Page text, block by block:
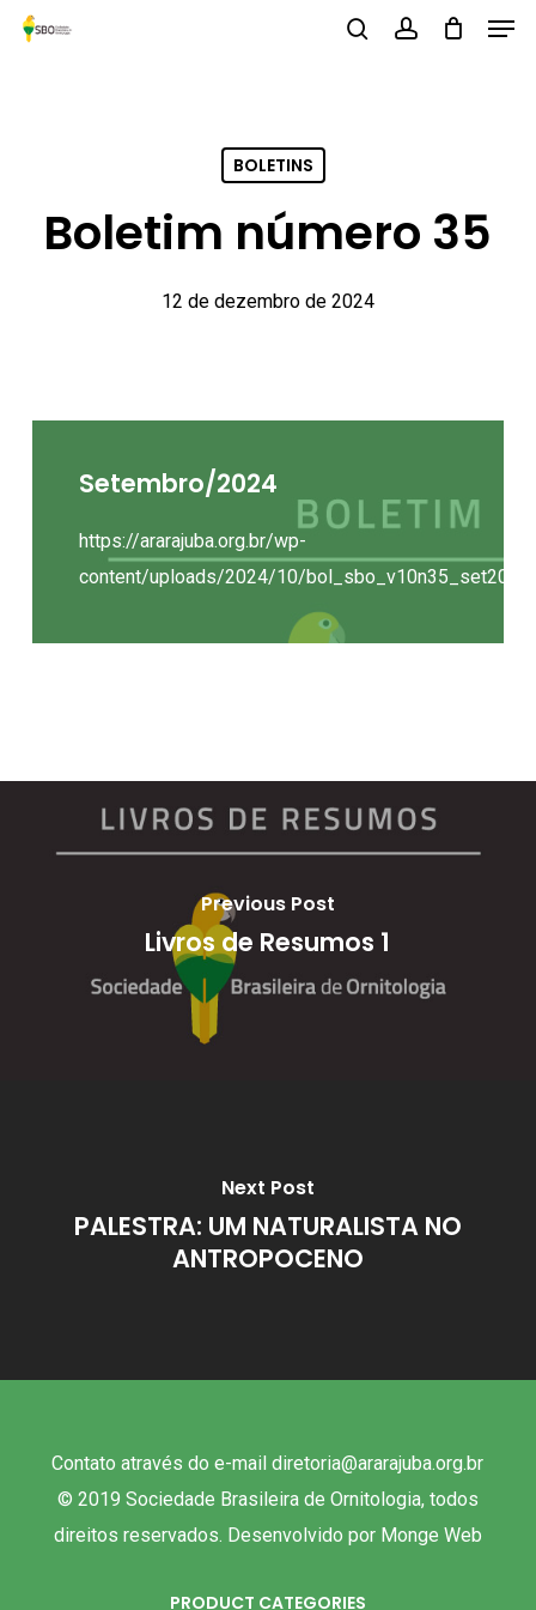
Skip
BOLETINS
Boletim número 35
12 de dezembro de 2024
Setembro/2024
https://ararajuba.org.br/wp-
content/uploads/2024/10/
Previous Post
Livros de Resumos 1
Next Post
PALESTRA: UM NATURALISTA NO
ANTROPOCENO
Contato através do e-mail diretoria@ararajuba.org.br
© 2019 Sociedade Brasileira de Ornitologia, todos
direitos reservados. Desenvolvido por Monge Web
PRODUCT CATEGORIES